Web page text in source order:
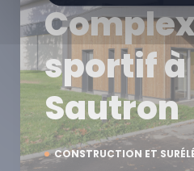
CONSTRUCTION ET
sportif à
Sautron